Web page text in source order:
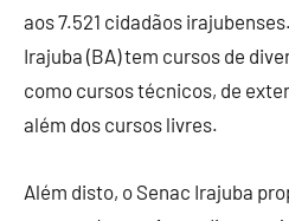
aos 7.521 cidadãos
Irajuba (BA) tem cursos de
como cursos técnicos, de
além dos cursos livres.
Além disto, o Senac Irajuba